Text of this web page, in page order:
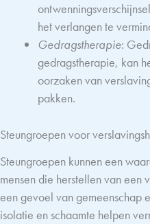
het verlangen te
Gedragstherapie:
gedragstherapie, kan
oorzaken van
pakken.
Steungroepen voor
Steungroepen kunnen een
mensen die herstellen van
een gevoel van gemeenschap
isolatie en schaamte helpen